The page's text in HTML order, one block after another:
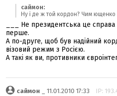
саймон:
Ну і де ж той кордон? Чим ющенко
___ Не президентська це
перше.
А по-друге, щоб був надійний
візовий режим з Росією.
А такі як ви, противники
саймон _ 11.01.2010 17:33 IP: